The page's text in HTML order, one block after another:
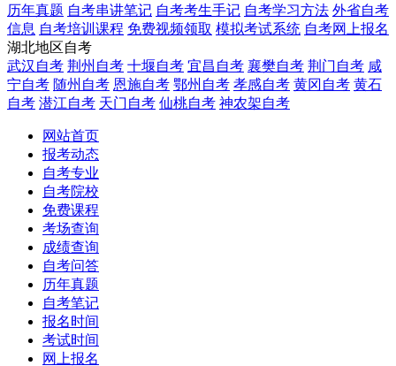
历年真题 自考串讲笔记 自考考生手记 自考学习方法 外省自考
信息 自考培训课程 免费视频领取 模拟考试系统 自考网上报名
湖北地区自考
武汉自考 荆州自考 十堰自考 宜昌自考 襄樊自考 荆门自考 咸
宁自考 随州自考 恩施自考 鄂州自考 孝感自考 黄冈自考 黄石
自考 潜江自考 天门自考 仙桃自考 神农架自考
网站首页
报考动态
自考专业
自考院校
免费课程
考场查询
成绩查询
自考问答
历年真题
自考笔记
报名时间
考试时间
网上报名